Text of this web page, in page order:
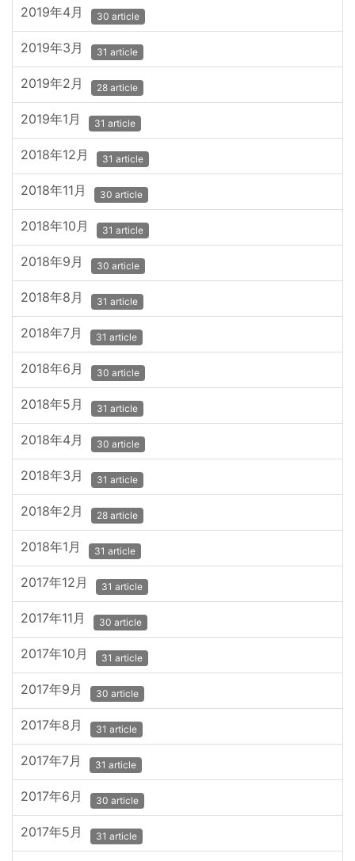
2019年4月 30 article
2019年3月 31 article
2019年2月 28 article
2019年1月 31 article
2018年12月 31 article
2018年11月 30 article
2018年10月 31 article
2018年9月 30 article
2018年8月 31 article
2018年7月 31 article
2018年6月 30 article
2018年5月 31 article
2018年4月 30 article
2018年3月 31 article
2018年2月 28 article
2018年1月 31 article
2017年12月 31 article
2017年11月 30 article
2017年10月 31 article
2017年9月 30 article
2017年8月 31 article
2017年7月 31 article
2017年6月 30 article
2017年5月 31 article